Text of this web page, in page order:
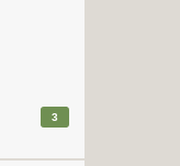
3